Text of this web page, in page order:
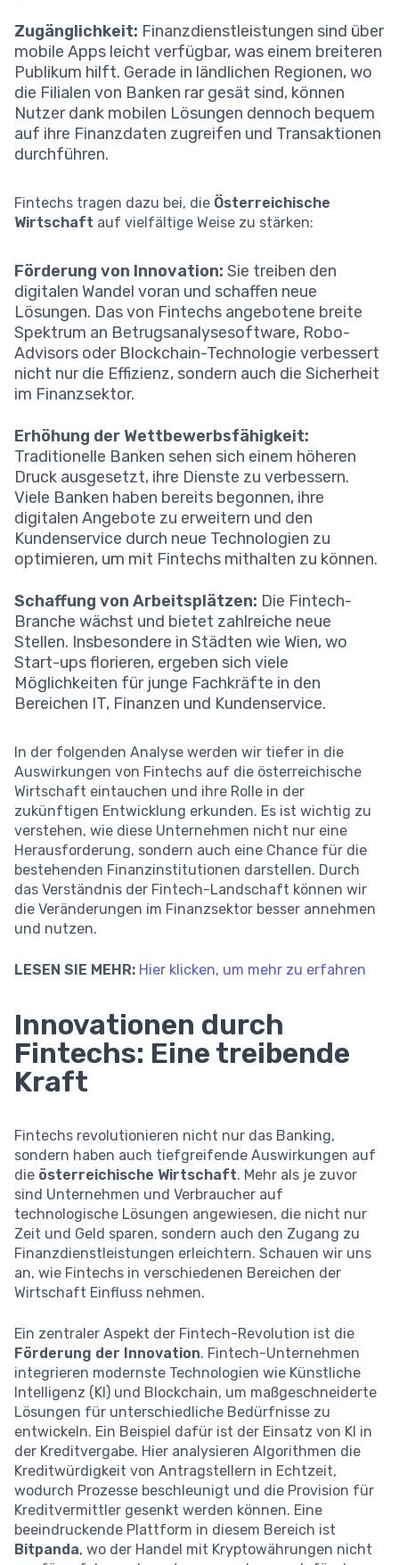
Zugänglichkeit: Finanzdienstleistungen sind über
mobile Apps leicht verfügbar, was einem breiteren
Publikum hilft. Gerade in ländlichen Regionen, wo
die Filialen von Banken rar gesät sind, können
Nutzer dank mobilen Lösungen dennoch bequem
auf ihre Finanzdaten zugreifen und Transaktionen
durchführen.
Fintechs tragen dazu bei, die Österreichische
Wirtschaft auf vielfältige Weise zu stärken:
Förderung von Innovation: Sie treiben den
digitalen Wandel voran und schaffen neue
Lösungen. Das von Fintechs angebotene breite
Spektrum an Betrugsanalysesoftware, Robo-
Advisors oder Blockchain-Technologie verbessert
nicht nur die Effizienz, sondern auch die Sicherheit
im Finanzsektor.
Erhöhung der Wettbewerbsfähigkeit:
Traditionelle Banken sehen sich einem höheren
Druck ausgesetzt, ihre Dienste zu verbessern.
Viele Banken haben bereits begonnen, ihre
digitalen Angebote zu erweitern und den
Kundenservice durch neue Technologien zu
optimieren, um mit Fintechs mithalten zu können.
Schaffung von Arbeitsplätzen: Die Fintech-
Branche wächst und bietet zahlreiche neue
Stellen. Insbesondere in Städten wie Wien, wo
Start-ups florieren, ergeben sich viele
Möglichkeiten für junge Fachkräfte in den
Bereichen IT, Finanzen und Kundenservice.
In der folgenden Analyse werden wir tiefer in die
Auswirkungen von Fintechs auf die österreichische
Wirtschaft eintauchen und ihre Rolle in der
zukünftigen Entwicklung erkunden. Es ist wichtig zu
verstehen, wie diese Unternehmen nicht nur eine
Herausforderung, sondern auch eine Chance für die
bestehenden Finanzinstitutionen darstellen. Durch
das Verständnis der Fintech-Landschaft können wir
die Veränderungen im Finanzsektor besser annehmen
und nutzen.
LESEN SIE MEHR: Hier klicken, um mehr zu erfahren
Innovationen durch
Fintechs: Eine treibende
Kraft
Fintechs revolutionieren nicht nur das Banking,
sondern haben auch tiefgreifende Auswirkungen auf
die österreichische Wirtschaft. Mehr als je zuvor
sind Unternehmen und Verbraucher auf
technologische Lösungen angewiesen, die nicht nur
Zeit und Geld sparen, sondern auch den Zugang zu
Finanzdienstleistungen erleichtern. Schauen wir uns
an, wie Fintechs in verschiedenen Bereichen der
Wirtschaft Einfluss nehmen.
Ein zentraler Aspekt der Fintech-Revolution ist die
Förderung der Innovation. Fintech-Unternehmen
integrieren modernste Technologien wie Künstliche
Intelligenz (KI) und Blockchain, um maßgeschneiderte
Lösungen für unterschiedliche Bedürfnisse zu
entwickeln. Ein Beispiel dafür ist der Einsatz von KI in
der Kreditvergabe. Hier analysieren Algorithmen die
Kreditwürdigkeit von Antragstellern in Echtzeit,
wodurch Prozesse beschleunigt und die Provision für
Kreditvermittler gesenkt werden können. Eine
beeindruckende Plattform in diesem Bereich ist
Bitpanda, wo der Handel mit Kryptowährungen nicht